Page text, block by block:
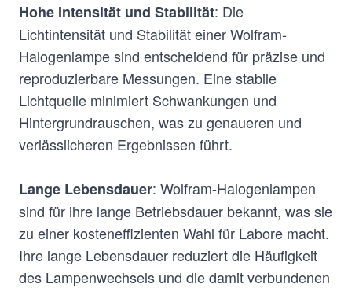
Hohe Intensität und Stabilität: Die
Lichtintensität und Stabilität einer Wolfram-
Halogenlampe sind entscheidend für präzise und
reproduzierbare Messungen. Eine stabile
Lichtquelle minimiert Schwankungen und
Hintergrundrauschen, was zu genaueren und
verlässlicheren Ergebnissen führt.
Lange Lebensdauer: Wolfram-Halogenlampen
sind für ihre lange Betriebsdauer bekannt, was sie
zu einer kosteneffizienten Wahl für Labore macht.
Ihre lange Lebensdauer reduziert die Häufigkeit
des Lampenwechsels und die damit verbundenen